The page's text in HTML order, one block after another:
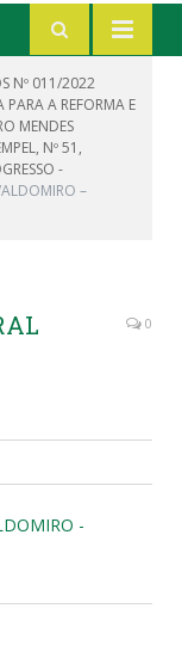
Nº 011/2022
PARA A REFORMA E
MENDES
Nº 51,
-
–
0
-